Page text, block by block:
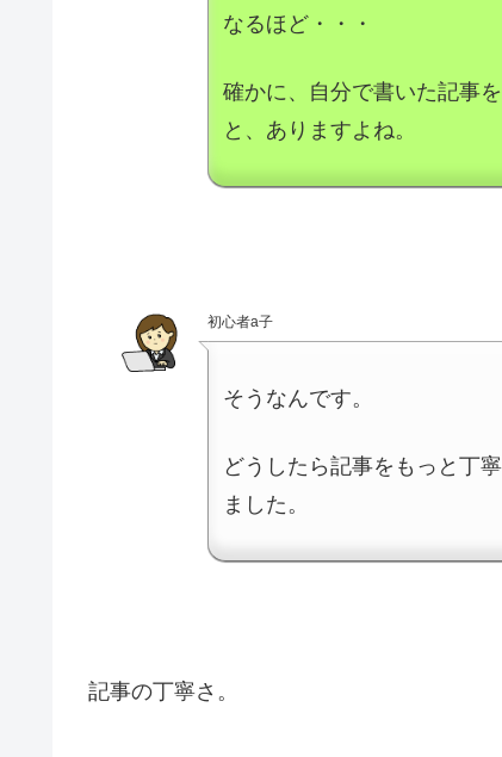
なるほど・・・
確かに、自分で書いた記事
と、ありますよね。
初心者a子
そうなんです。
どうしたら記事をもっと丁
ました。
記事の丁寧さ。